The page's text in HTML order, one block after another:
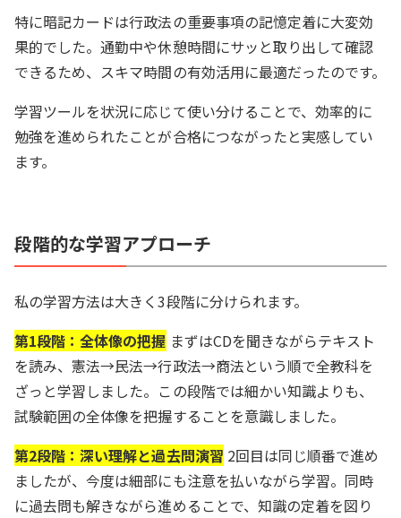
特に暗記カードは行政法の重要事項の記憶定着に大変効
果的でした。通勤中や休憩時間にサッと取り出して確認
できるため、スキマ時間の有効活用に最適だったのです。
学習ツールを状況に応じて使い分けることで、効率的に
勉強を進められたことが合格につながったと実感してい
ます。
段階的な学習アプローチ
私の学習方法は大きく3段階に分けられます。
第1段階：全体像の把握 まずはCDを聞きながらテキスト
を読み、憲法→民法→行政法→商法という順で全教科を
ざっと学習しました。この段階では細かい知識よりも、
試験範囲の全体像を把握することを意識しました。
第2段階：深い理解と過去問演習 2回目は同じ順番で進め
ましたが、今度は細部にも注意を払いながら学習。同時
に過去問も解きながら進めることで、知識の定着を図り